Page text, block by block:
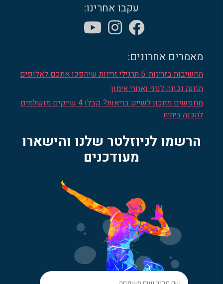
עקבו אחרינו:
מאמרים אחרונים:
החשיבות בזריזות: 5 תרגילי זריזות שיהפכו אתכם לאלופים
תזונה נכונה לפני ואחרי אימון
מחפשים מתכון לשייק בריאות? קבלו 4 שייקים מושלמים
להכנה ביתית
הרשמו לניוזלטר שלנו והישארו
מעודכנים